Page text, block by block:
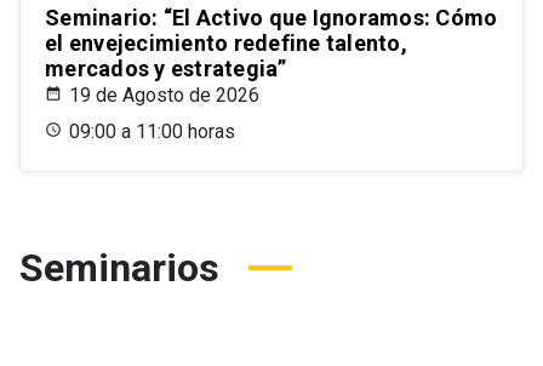
Seminario: “El Activo que Ignoramos: Cómo
el envejecimiento redefine talento,
mercados y estrategia”
19 de Agosto de 2026
09:00 a 11:00 horas
Seminarios